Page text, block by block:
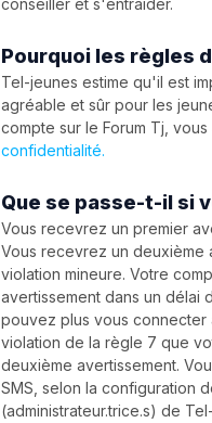
conseiller et s'entraider.
Pourquoi les règles
Tel-jeunes estime qu'il est
agréable et sûr pour les
compte sur le Forum Tj,
confidentialité.
Que se passe-t-il si
Vous recevrez un premier
Vous recevrez un deuxième
violation mineure. Votre
avertissement dans un délai
pouvez plus vous connecter
violation de la règle 7 que
deuxième avertissement.
SMS, selon la configuration
(administrateur.trice.s) de